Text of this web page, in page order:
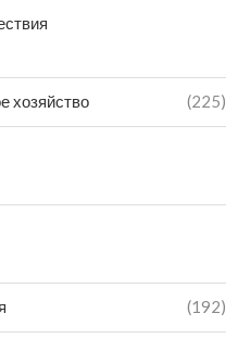
хозяйство (225)
(192)